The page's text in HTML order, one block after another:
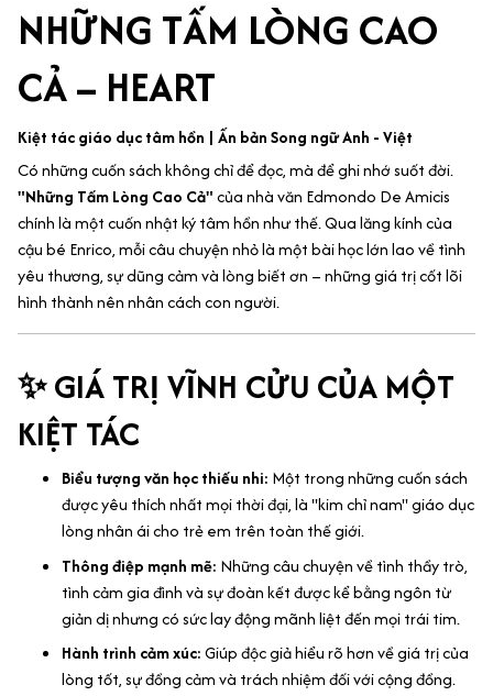
NHỮNG TẤM LÒNG CAO
CẢ – HEART
Kiệt tác giáo dục tâm hồn | Ấn bản Song ngữ Anh - Việt
Có những cuốn sách không chỉ để đọc, mà để ghi nhớ suốt đời.
"Những Tấm Lòng Cao Cả"của nhà văn Edmondo De Amicis
chính là một cuốn nhật ký tâm hồn như thế. Qua lăng kính của
cậu bé Enrico, mỗi câu chuyện nhỏ là một bài học lớn lao về tình
yêu thương, sự dũng cảm và lòng biết ơn – những giá trị cốt lõi
hình thành nên nhân cách con người.
✨ GIÁ TRỊ VĨNH CỬU CỦA MỘT
KIỆT TÁC
Biểu tượng văn học thiếu nhi: Một trong những cuốn sách
được yêu thích nhất mọi thời đại, là "kim chỉ nam" giáo dục
lòng nhân ái cho trẻ em trên toàn thế giới.
Thông điệp mạnh mẽ: Những câu chuyện về tình thầy trò,
tình cảm gia đình và sự đoàn kết được kể bằng ngôn từ
giản dị nhưng có sức lay động mãnh liệt đến mọi trái tim.
Hành trình cảm xúc:Giúp độc giả hiểu rõ hơn về giá trị của
lòng tốt, sự đồng cảm và trách nhiệm đối với cộng đồng.